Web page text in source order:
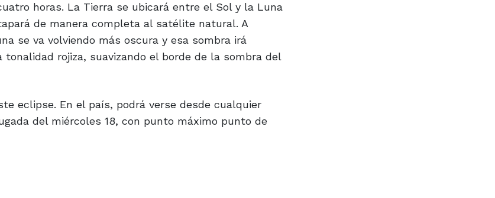
horas. La Tierra se ubicará entre el Sol y la Luna
de manera completa al satélite natural. A
se va volviendo más oscura y esa sombra irá
rojiza, suavizando el borde de la sombra del
eclipse. En el país, podrá verse desde cualquier
del miércoles 18, con punto máximo punto de